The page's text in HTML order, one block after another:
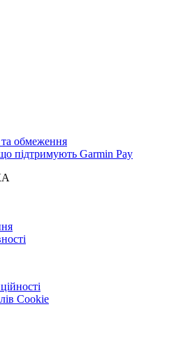
та обмеження
підтримують Garmin Pay
Cookie